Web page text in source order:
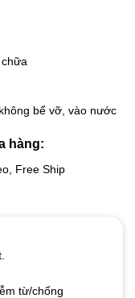
bể vỡ, vào nước
hàng:
Free Ship
từ/chống